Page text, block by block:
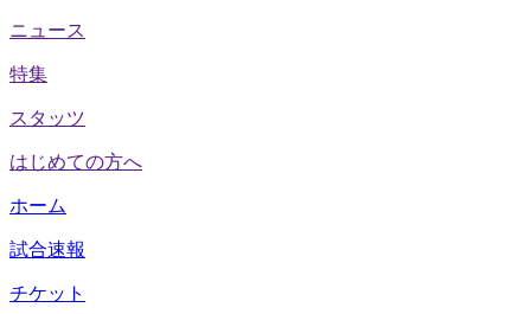
ニュース
特集
スタッツ
はじめての方へ
ホーム
試合速報
チケット